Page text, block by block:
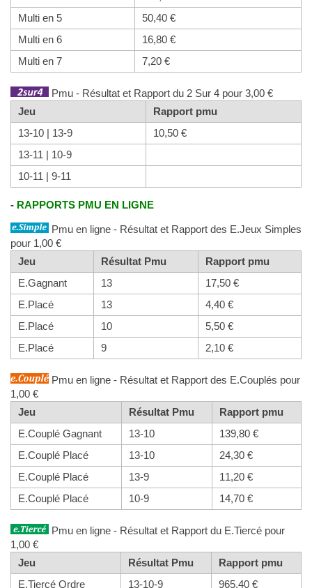
Multi en 5
50,40 €
Multi en 6
16,80 €
Multi en 7
7,20 €
Pmu - Résultat et Rapport du 2 Sur 4 pour 3,00 €
Jeu
Rapport pmu
13-10 | 13-9
10,50 €
13-11 | 10-9
10-11 | 9-11
- RAPPORTS PMU EN LIGNE
Pmu en ligne - Résultat et Rapport des E.Jeux Simples
pour 1,00 €
Jeu
Résultat Pmu
Rapport pmu
E.Gagnant
13
17,50 €
E.Placé
13
4,40 €
E.Placé
10
5,50 €
E.Placé
9 2,10 €
Pmu en ligne - Résultat et Rapport des E.Couplés pour
1,00 €
Jeu
Résultat Pmu
Rapport pmu
E.Couplé Gagnant
13-10
139,80 €
E.Couplé Placé
13-10
24,30 €
E.Couplé Placé
13-9
11,20 €
E.Couplé Placé
10-9 14,70 €
Pmu en ligne - Résultat et Rapport du E.Tiercé pour
1,00 €
Jeu
Résultat Pmu
Rapport pmu
E.Tiercé Ordre
13-10-9 965,40 €